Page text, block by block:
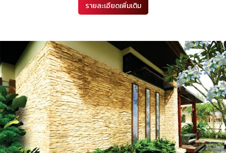
รายละเอียดเพิ่มเติม